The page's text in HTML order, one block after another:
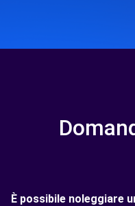
È possibile noleggiare